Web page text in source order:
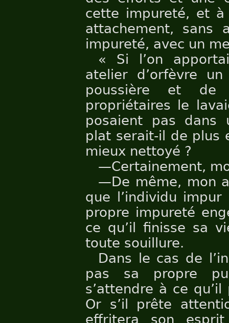
cette impureté, et à
attachement, sans
impureté, avec un
« Si l’on
atelier d’orfèvre
poussière et de
propriétaires le
posaient pas dans
plat serait-il de plus
mieux nettoyé ?
—Certainement,
—De même, mon
que l’individu
propre impureté
ce qu’il finisse sa
toute souillure.
Dans le cas de
pas sa propre
s’attendre à ce
Or s’il prête
effritera son